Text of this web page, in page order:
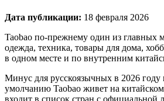
Дата публикации: 18 февраля 2026
Taobao по-прежнему один из главных
одежда, техника, товары для дома,
в одном месте и по внутренним
Минус для русскоязычных в 2026 году
умолчанию Taobao живет на
входит в список стран с официальной